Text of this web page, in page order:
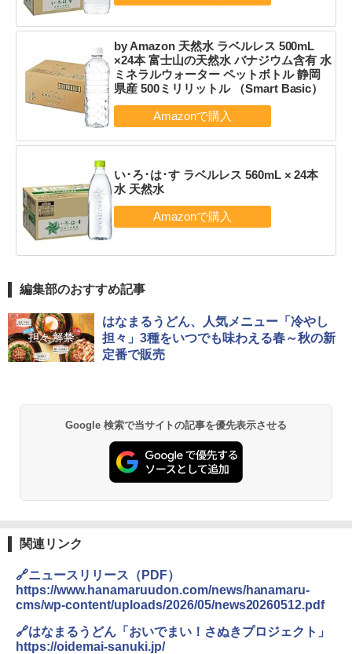
by Amazon 天然水 ラベルレス 500mL
×24本 富士山の天然水 バナジウム含有 水
ミネラルウォーター ペットボトル 静岡
県産 500ミリリットル （Smart Basic）
い･ろ･は･す ラベルレス 560mL × 24本
水 天然水
編集部のおすすめ記事
はなまるうどん、人気メニュー「冷やし
担々」3種をいつでも味わえる春～秋の新
定番で販売
Google 検索で当サイトの記事を優先表示させる
関連リンク
🔗ニュースリリース（PDF）
https://www.hanamaruudon.com/news/hanamaru-
cms/wp-content/uploads/2026/05/news20260512.pdf
🔗はなまるうどん「おいでまい！さぬきプロジェクト」
https://oidemai-sanuki.jp/